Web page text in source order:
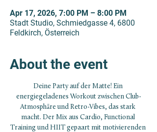
Apr 17, 2026, 7:00 PM – 8:00 PM
Stadt Studio, Schmiedgasse 4, 6800
Feldkirch, Österreich
About the event
Deine Party auf der Matte! Ein
energiegeladenes Workout zwischen Club-
Atmosphäre und Retro-Vibes, das stark
macht. Der Mix aus Cardio, Functional
Training und HIIT gepaart mit motivierenden